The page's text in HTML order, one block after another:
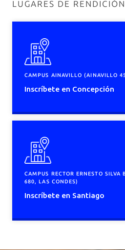
LUGARES DE
CAMPUS AINAVILLO (AINAVILLO
Inscríbete en Concepción
CAMPUS RECTOR ERNESTO
680, LAS CONDES)
Inscríbete en Santiago